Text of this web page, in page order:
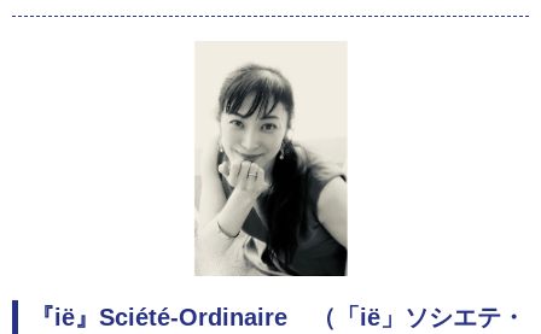
『ië』Sciété-Ordinaire （「ië」ソシエテ・